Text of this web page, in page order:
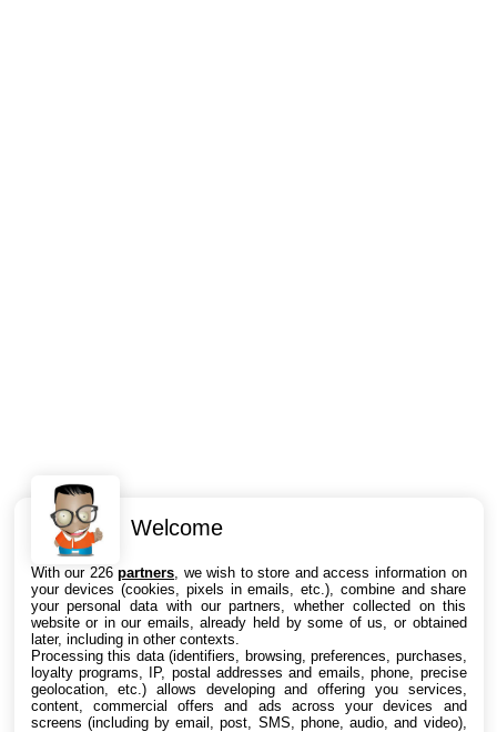
Intéressant ? Partagez !
Welcome
With our 226partners , we wish to store and access information on
your devices (cookies, pixels in emails, etc.), combine and share
your personal data with our partners, whether collected on this
website or in our emails, already held by some of us, or obtained
later, including in other contexts.
Processing this data (identifiers, browsing, preferences, purchases,
loyalty programs, IP, postal addresses and emails, phone, precise
geolocation, etc.) allows developing and offering you services,
content, commercial offers and ads across your devices and
screens (including by email, post, SMS, phone, audio, and video),